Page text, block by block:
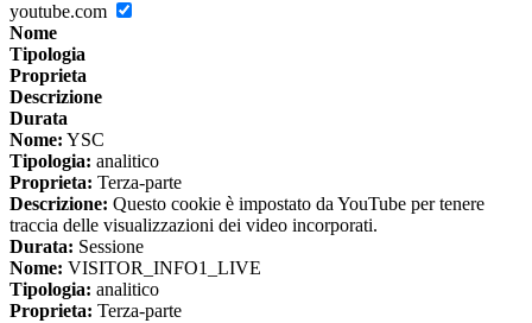
youtube.com
Nome
Tipologia
Proprieta
Descrizione
Durata
Nome: YSC
Tipologia: analitico
Proprieta: Terza-parte
Descrizione: Questo cookie è impostato da YouTube per tenere
traccia delle visualizzazioni dei video incorporati.
Durata: Sessione
Nome: VISITOR_INFO1_LIVE
Tipologia: analitico
Proprieta: Terza-parte